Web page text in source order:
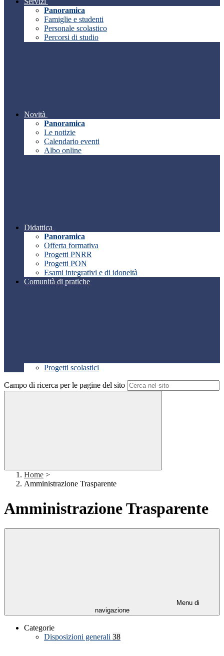
Panoramica
Famiglie e studenti
Personale scolastico
Percorsi di studio
Novità
Panoramica
Le notizie
Calendario eventi
Albo online
Didattica
Panoramica
Offerta formativa
Progetti PNRR
Progetti PON
Esami integrativi e di idoneità
Comunità di pratiche
Progetti scolastici
Campo di ricerca per le pagine del sito
Home >
Amministrazione Trasparente
Amministrazione Trasparente
Menu di
navigazione
Categorie
Disposizioni generali 38